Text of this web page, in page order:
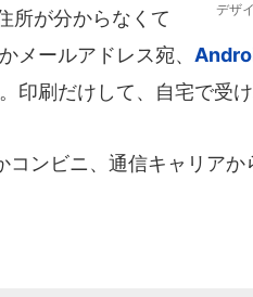
デザ
所が分からなくて
メールアドレス宛、
印刷だけして、自宅で受け
ンビニ、通信キャリアか